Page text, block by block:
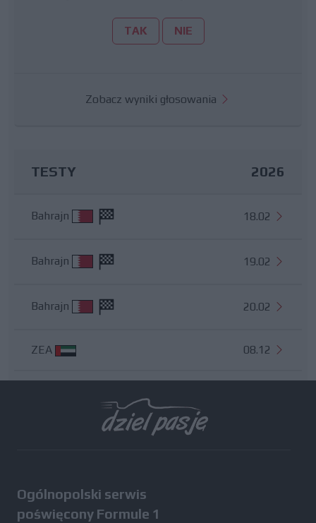
TAK NIE
Zobacz wyniki głosowania
TESTY 2026
Bahrajn 18.02
Bahrajn 19.02
Bahrajn 20.02
ZEA 08.12
Ogólnopolski serwis
poświęcony Formule 1